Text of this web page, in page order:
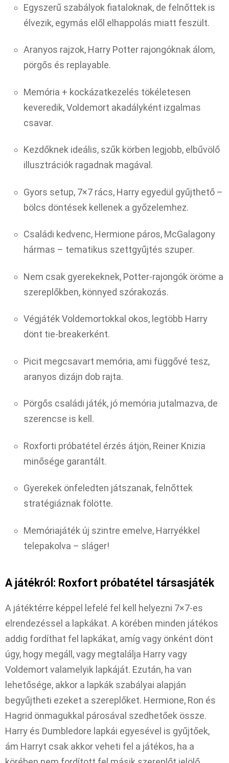
Egyszerű szabályok fiataloknak, de felnőttek is
élvezik, egymás elől elhappolás miatt feszült.
Aranyos rajzok, Harry Potter rajongóknak álom,
pörgős és replayable.
Memória + kockázatkezelés tökéletesen
keveredik, Voldemort akadályként izgalmas
csavar.
Kezdőknek ideális, szűk körben legjobb, elbűvölő
illusztrációk ragadnak magával.
Gyors setup, 7×7 rács, Harry egyedül gyűjthető –
bölcs döntések kellenek a győzelemhez.
Családi kedvenc, Hermione páros, McGalagony
hármas – tematikus szettgyűjtés szuper.
Nem csak gyerekeknek, Potter-rajongók öröme a
szereplőkben, könnyed szórakozás.
Végjáték Voldemortokkal okos, legtöbb Harry
dönt tie-breakerként.
Picit megcsavart memória, ami függővé tesz,
aranyos dizájn dob rajta.
Pörgős családi játék, jó memória jutalmazva, de
szerencse is kell.
Roxforti próbatétel érzés átjön, Reiner Knizia
minősége garantált.
Gyerekek önfeledten játszanak, felnőttek
stratégiáznak fölötte.
Memóriajáték új szintre emelve, Harryékkel
telepakolva – sláger!
A játékról: Roxfort próbatétel társasjáték
A játéktérre képpel lefelé fel kell helyezni 7×7-es
elrendezéssel a lapkákat. A körében minden játékos
addig fordíthat fel lapkákat, amíg vagy önként dönt
úgy, hogy megáll, vagy megtalálja Harry vagy
Voldemort valamelyik lapkáját. Ezután, ha van
lehetősége, akkor a lapkák szabályai alapján
begyűjtheti ezeket a szereplőket. Hermione, Ron és
Hagrid önmagukkal párosával szedhetőek össze.
Harry és Dumbledore lapkái egyesével is gyűjtőek,
ám Harryt csak akkor veheti fel a játékos, ha a